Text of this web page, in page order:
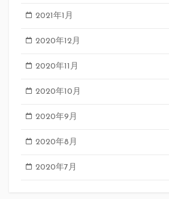
2021年1月
2020年12月
2020年11月
2020年10月
2020年9月
2020年8月
2020年7月